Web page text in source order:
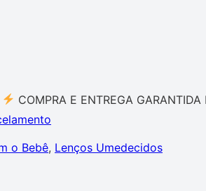
E ENTREGA GARANTIDA PELO
o Bebê, Lenços Umedecidos